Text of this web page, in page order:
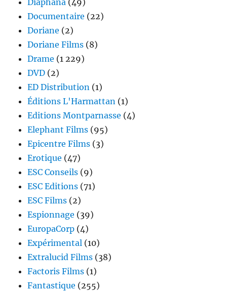
Diaphana (49)
Documentaire (22)
Doriane (2)
Doriane Films (8)
Drame (1 229)
DVD (2)
ED Distribution (1)
Éditions L'Harmattan (1)
Editions Montparnasse (4)
Elephant Films (95)
Epicentre Films (3)
Erotique (47)
ESC Conseils (9)
ESC Editions (71)
ESC Films (2)
Espionnage (39)
EuropaCorp (4)
Expérimental (10)
Extralucid Films (38)
Factoris Films (1)
Fantastique (255)